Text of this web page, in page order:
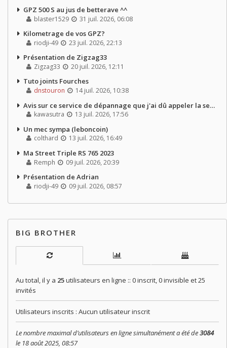
GPZ 500 S au jus de betterave ^^
blaster1529 31 juil. 2026, 06:08
Kilometrage de vos GPZ?
riodji-49 23 juil. 2026, 22:13
Présentation de Zigzag33
Zigzag33 20 juil. 2026, 12:11
Tuto joints Fourches
dnstouron 14 juil. 2026, 10:38
Avis sur ce service de dépannage que j'ai dû appeler la semaine dernière
kawasutra 13 juil. 2026, 17:56
Un mec sympa (leboncoin)
colthard 13 juil. 2026, 16:49
Ma Street Triple RS 765 2023
Remph 09 juil. 2026, 20:39
Présentation de Adrian
riodji-49 09 juil. 2026, 08:57
BIG BROTHER
Au total, il y a 25utilisateurs en ligne :: 0 inscrit, 0 invisible et 25
invités
Utilisateurs inscrits : Aucun utilisateur inscrit
Le nombre maximal d’utilisateurs en ligne simultanément a été de3084
le 18 août 2025, 08:57